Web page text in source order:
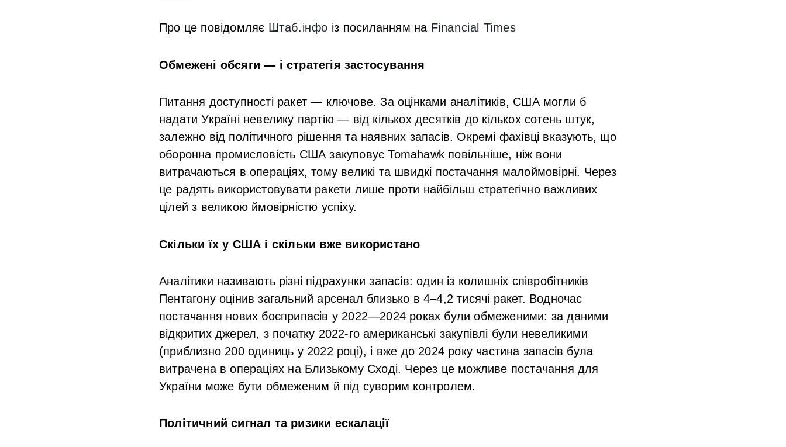
Про це повідомляє Штаб.інфо із посиланням на Financial Times
Обмежені обсяги — і стратегія застосування
Питання доступності ракет — ключове. За оцінками аналітиків, США могли б
надати Україні невелику партію — від кількох десятків до кількох сотень штук,
залежно від політичного рішення та наявних запасів. Окремі фахівці вказують, що
оборонна промисловість США закуповує Tomahawk повільніше, ніж вони
витрачаються в операціях, тому великі та швидкі постачання малоймовірні. Через
це радять використовувати ракети лише проти найбільш стратегічно важливих
цілей з великою ймовірністю успіху.
Скільки їх у США і скільки вже використано
Аналітики називають різні підрахунки запасів: один із колишніх співробітників
Пентагону оцінив загальний арсенал близько в 4–4,2 тисячі ракет. Водночас
постачання нових боєприпасів у 2022—2024 роках були обмеженими: за даними
відкритих джерел, з початку 2022-го американські закупівлі були невеликими
(приблизно 200 одиниць у 2022 році), і вже до 2024 року частина запасів була
витрачена в операціях на Близькому Сході. Через це можливе постачання для
України може бути обмеженим й під суворим контролем.
Політичний сигнал та ризики ескалації